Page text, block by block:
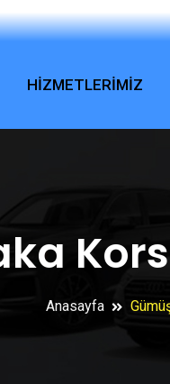
HİZMETLERİMİZ
Anasayfa